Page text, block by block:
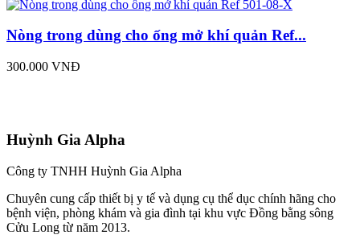
Nòng trong dùng cho ống mở khí quản Ref...
300.000 VNĐ
Huỳnh Gia Alpha
Công ty TNHH Huỳnh Gia Alpha
Chuyên cung cấp thiết bị y tế và dụng cụ thể dục chính hãng cho
bệnh viện, phòng khám và gia đình tại khu vực Đồng bằng sông
Cửu Long từ năm 2013.